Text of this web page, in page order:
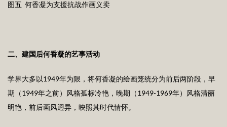
图五 何香凝为支援抗战作画义卖
二、建国后何香凝的艺事活动
学界大多以1949年为限，将何香凝的绘画笼统分为前后两阶段，早
期（1949年之前）风格孤标冷艳，晚期（1949-1969年）风格清丽
明艳，前后画风迥异，映照其时代情怀。